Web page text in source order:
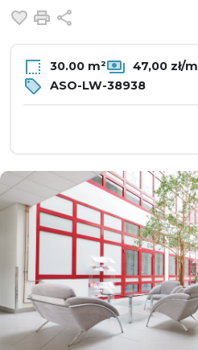
Dodaj do ulubionych
Drukuj
30.00 m² 47,00 zł/m
ASO-LW-38938